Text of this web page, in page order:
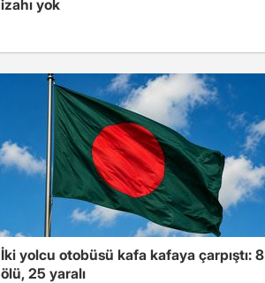
izahı yok
İki yolcu otobüsü kafa kafaya çarpıştı: 8
ölü, 25 yaralı